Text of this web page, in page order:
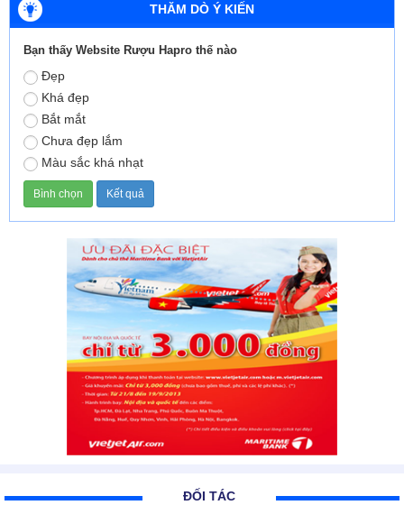
THĂM DÒ Ý KIẾN
Bạn thấy Website Rượu Hapro thế nào
Đẹp
Khá đẹp
Bắt mắt
Chưa đẹp lắm
Màu sắc khá nhạt
ĐỐI TÁC